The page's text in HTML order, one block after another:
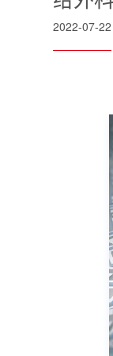
2022-07-22